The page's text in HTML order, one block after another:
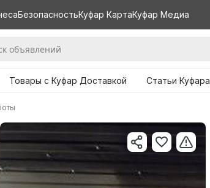
БезопасностьКуфар КартаКуфар Медиа
Товары с Куфар Доставкой Статьи Куфара